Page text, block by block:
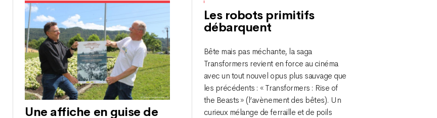
Une affiche en guise de
Les robots primitifs
débarquent
Bête mais pas méchante, la saga
Transformers revient en force au cinéma
avec un tout nouvel opus plus sauvage que
les précédents : « Transformers : Rise of
the Beasts » (l’avènement des bêtes). Un
curieux mélange de ferraille et de poils